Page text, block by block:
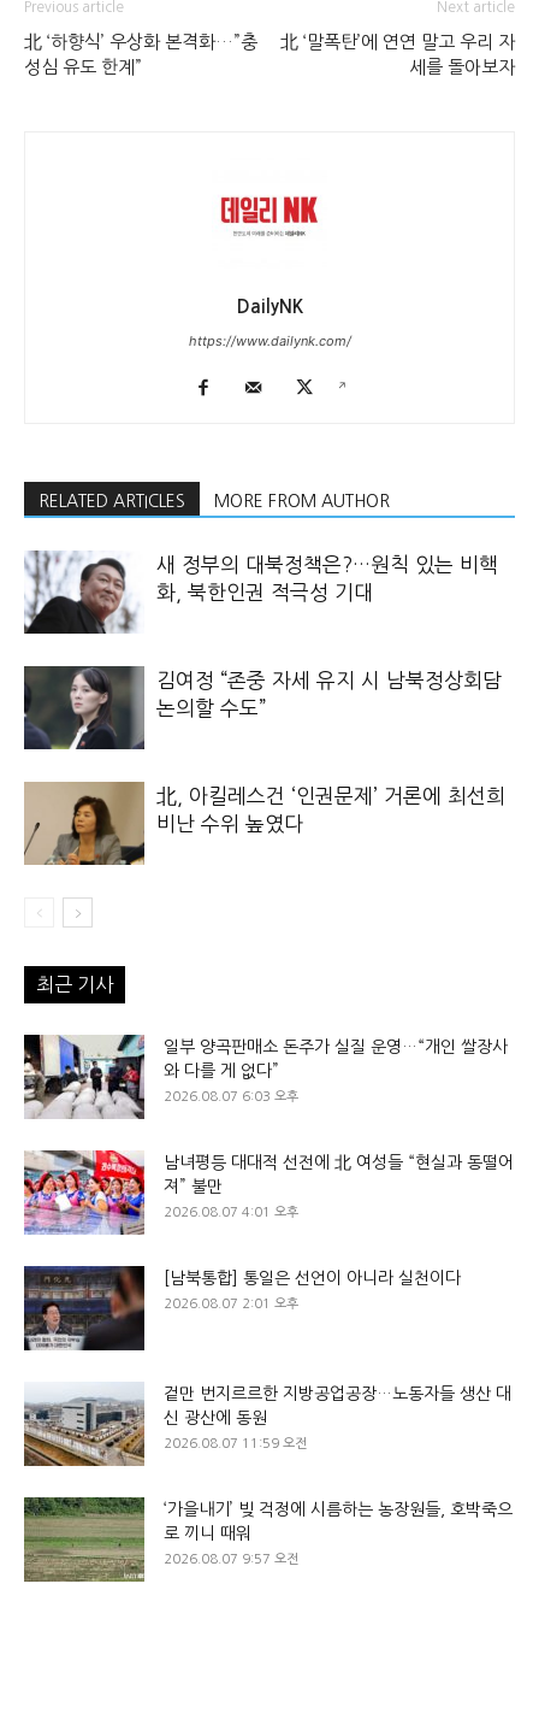
Previous article
北 ‘하향식’ 우상화 본격화…”충
성심 유도 한계”
Next article
北 ‘말폭탄’에 연연 말고 우리 자
세를 돌아보자
DailyNK
https://www.dailynk.com/
RELATED ARTICLES MORE FROM AUTHOR
새 정부의 대북정책은?…원칙 있는 비핵
화, 북한인권 적극성 기대
김여정 “존중 자세 유지 시 남북정상회담
논의할 수도”
北, 아킬레스건 ‘인권문제’ 거론에 최선희
비난 수위 높였다
최근 기사
일부 양곡판매소 돈주가 실질 운영…“개인 쌀장사
와 다를 게 없다”
2026.08.07 6:03 오후
남녀평등 대대적 선전에 北 여성들 “현실과 동떨어
져” 불만
2026.08.07 4:01 오후
[남북통합] 통일은 선언이 아니라 실천이다
2026.08.07 2:01 오후
겉만 번지르르한 지방공업공장…노동자들 생산 대
신 광산에 동원
2026.08.07 11:59 오전
‘가을내기’ 빚 걱정에 시름하는 농장원들, 호박죽으
로 끼니 때워
2026.08.07 9:57 오전